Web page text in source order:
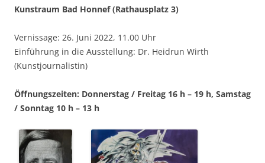
Kunstraum Bad Honnef (Rathausplatz 3)
Vernissage: 26. Juni 2022, 11.00 Uhr
Einführung in die Ausstellung: Dr. Heidrun Wirth
(Kunstjournalistin)
Öffnungszeiten: Donnerstag / Freitag 16 h – 19 h, Samstag
/ Sonntag 10 h – 13 h